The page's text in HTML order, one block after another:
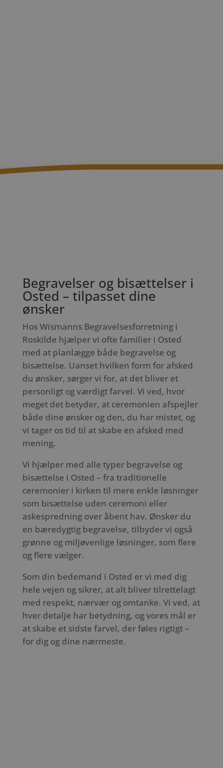
Begravelser og bisættelser i
Osted – tilpasset dine
ønsker
Hos Wismanns Begravelsesforretning i
Roskilde hjælper vi ofte familier i Osted
med at planlægge både begravelse og
bisættelse. Uanset hvilken form for afsked
du ønsker, sørger vi for, at det bliver et
personligt og værdigt farvel. Vi ved, hvor
meget det betyder, at ceremonien afspejler
både dine ønsker og den, du har mistet, og
vi tager os tid til at skabe en afsked med
mening.
Vi hjælper med alle typer begravelse og
bisættelse i Osted – fra traditionelle
ceremonier i kirken til mere enkle løsninger
som bisættelse uden ceremoni eller
askespredning over åbent hav. Ønsker du
en bæredygtig begravelse, tilbyder vi også
grønne og miljøvenlige løsninger, som flere
og flere vælger.
Som din bedemand i Osted er vi med dig
hele vejen og sikrer, at alt bliver tilrettelagt
med respekt, nærvær og omtanke. Vi ved, at
hver detalje har betydning, og vores mål er
at skabe et sidste farvel, der føles rigtigt –
for dig og dine nærmeste.